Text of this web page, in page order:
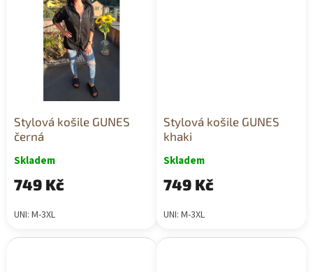
Stylová košile GUNES
černá
Skladem
749 Kč
UNI: M-3XL
Stylová košile GUNES
khaki
Skladem
749 Kč
UNI: M-3XL